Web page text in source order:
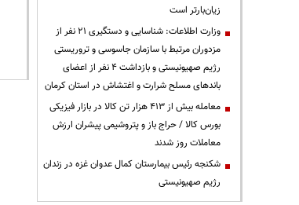
زیان‌بارتر است
وزارت اطلاعات: شناسایی و دستگیری ۲۱ نفر از
مزدوران مرتبط با سازمان جاسوسی و تروریستی
رژیم صهیونیستی و بازداشت ۴ نفر از اعضای
باندهای مسلح شرارت و اغتشاش در استان کرمان
معامله بیش از ۴۱۳ هزار تن کالا در بازار فیزیکی
بورس کالا / حراج باز و پتروشیمی پیشران ارزش
معاملات روز شدند
شکنجه رئیس بیمارستان کمال عدوان غزه در زندان
رژیم صهیونیستی